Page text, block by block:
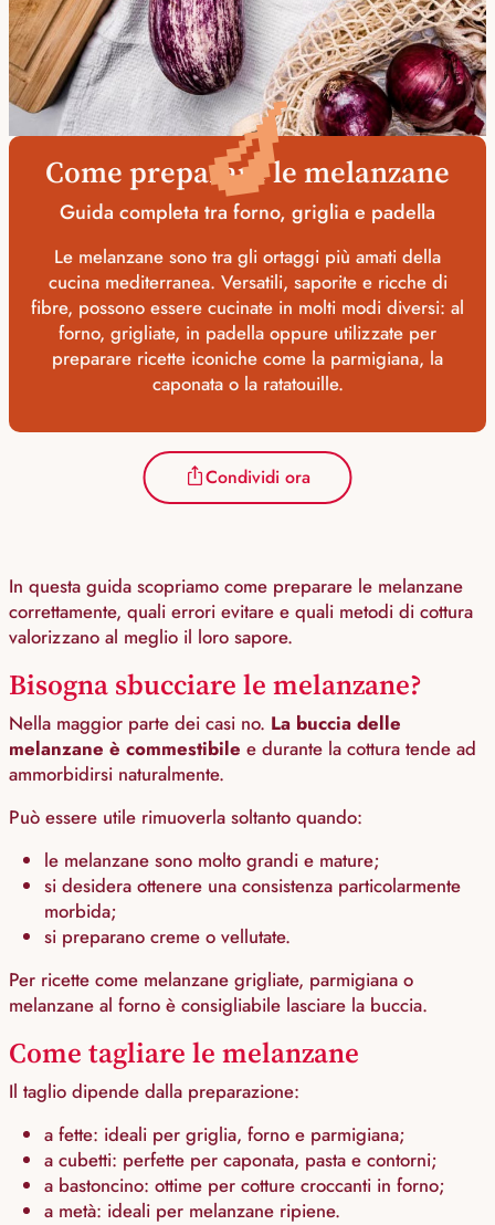
🍆
Come preparare le melanzane
Guida completa tra forno, griglia e padella
Le melanzane sono tra gli ortaggi più amati della
cucina mediterranea. Versatili, saporite e ricche di
fibre, possono essere cucinate in molti modi diversi: al
forno, grigliate, in padella oppure utilizzate per
preparare ricette iconiche come la parmigiana, la
caponata o la ratatouille.
Condividi ora
In questa guida scopriamo come preparare le melanzane
correttamente, quali errori evitare e quali metodi di cottura
valorizzano al meglio il loro sapore.
Bisogna sbucciare le melanzane?
Nella maggior parte dei casi no. La buccia delle
melanzane è commestibile e durante la cottura tende ad
ammorbidirsi naturalmente.
Può essere utile rimuoverla soltanto quando:
le melanzane sono molto grandi e mature;
si desidera ottenere una consistenza particolarmente
morbida;
si preparano creme o vellutate.
Per ricette come melanzane grigliate, parmigiana o
melanzane al forno è consigliabile lasciare la buccia.
Come tagliare le melanzane
Il taglio dipende dalla preparazione:
a fette: ideali per griglia, forno e parmigiana;
a cubetti: perfette per caponata, pasta e contorni;
a bastoncino: ottime per cotture croccanti in forno;
a metà: ideali per melanzane ripiene.